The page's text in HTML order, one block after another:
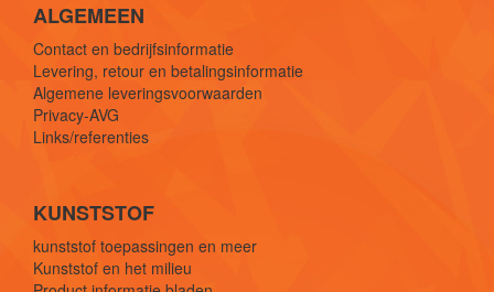
ALGEMEEN
Contact en bedrijfsinformatie
Levering, retour en betalingsinformatie
Algemene leveringsvoorwaarden
Privacy-AVG
Links/referenties
KUNSTSTOF
kunststof toepassingen en meer
Kunststof en het milieu